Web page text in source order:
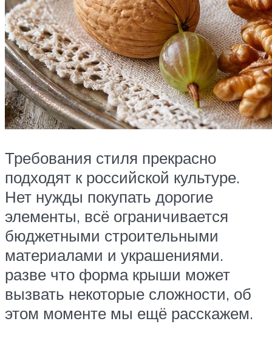
Требования стиля прекрасно
подходят к российской культуре.
Нет нужды покупать дорогие
элементы, всё ограничивается
бюджетными строительными
материалами и украшениями.
разве что форма крыши может
вызвать некоторые сложности, об
этом моменте мы ещё расскажем.